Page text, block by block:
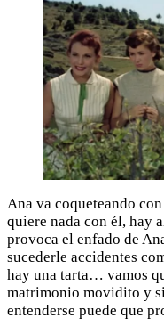
Ana va coqueteando
quiere nada con él, hay
provoca el enfado de
sucederle accidentes
hay una tarta… vamos
matrimonio movidito y
entenderse puede que